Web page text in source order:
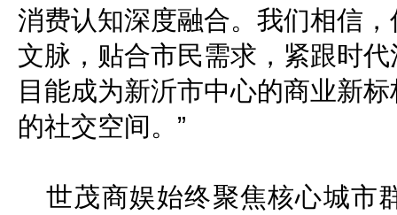
消费认知深度融合。我们相信
文脉，贴合市民需求，紧跟时
目能成为新沂市中心的商业新
的社交空间。”
世茂商娱始终聚焦核心城市